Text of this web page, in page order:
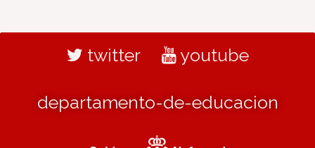
twitter youtube
departamento-de-educacion